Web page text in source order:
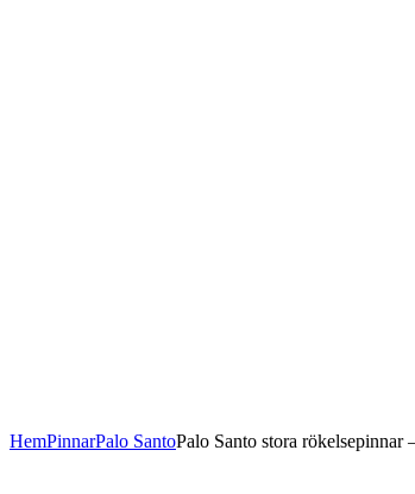
HemPinnarPalo SantoPalo Santo stora rökelsepinnar